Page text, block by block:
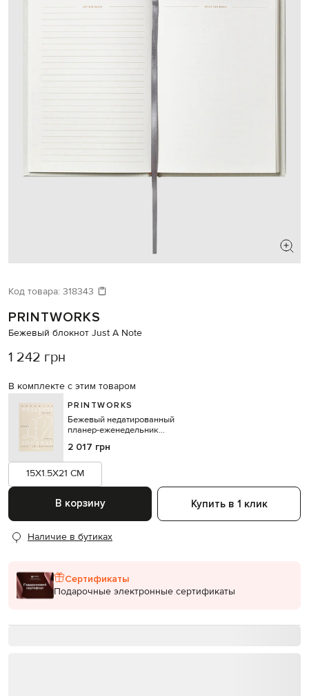
Код товара: 318343
PRINTWORKS
Бежевый блокнот Just A Note
1 242 грн
В комплекте с этим товаром
PRINTWORKS
Бежевый недатированный
планер-еженедельник
2 017 грн
15X1.5X21 CM
В корзину Купить в 1 клик
Наличие в бутиках
Сертификаты
Подарочные электронные сертификаты